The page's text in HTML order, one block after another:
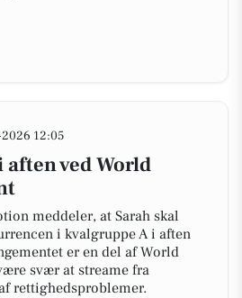
12:05
aften ved World
meddeler, at Sarah skal
i kvalgruppe A i aften
er en del af World
svær at streame fra
rettighedsproblemer.